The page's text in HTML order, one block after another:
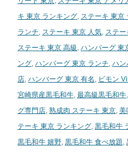
キ 東京 ランキング, ステーキ 東京
ランチ, ステーキ 東京 人気, ステ
ステーキ 東京 高級, ハンバーグ 東
ング, ハンバーグ 東京 ランチ, ハン
店, ハンバーグ 東京 有名 , ビモン
宮崎県産黒毛和牛, 最高級黒毛和牛,
グ専門店, 熟成肉 ステーキ 東京, 美
テーキ 東京 ランキング, 黒毛和牛
黒毛和牛 嬉野, 黒毛和牛 食べ放題,